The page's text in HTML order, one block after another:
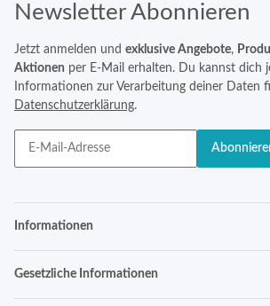
Newsletter Abonnieren
Jetzt anmelden und exklusive Angebote,
Aktionen per E-Mail erhalten. Du kannst dich
Informationen zur Verarbeitung deiner Daten
Datenschutzerklärung.
Informationen
Gesetzliche Informationen